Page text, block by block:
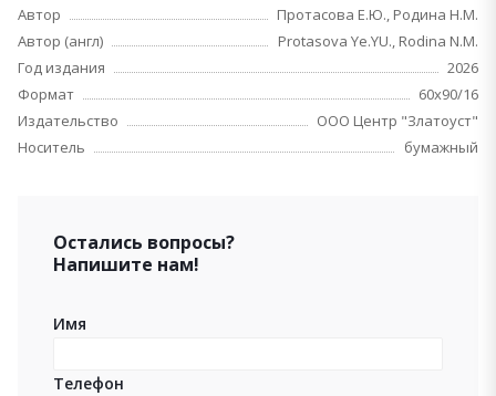
Автор
Протасова Е.Ю., Родина Н.М.
Автор (англ)
Protasova Ye.YU., Rodina N.M.
Год издания
2026
Формат
60х90/16
Издательство
ООО Центр "Златоуст"
Носитель
бумажный
Остались вопросы?
Напишите нам!
Имя
Телефон